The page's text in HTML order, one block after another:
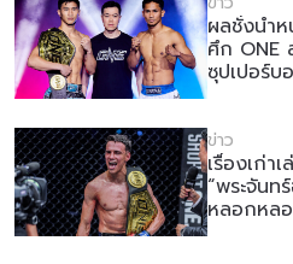
ผลชั่งน้ำห
ศึก ONE
ซุปเปอร์บ
ข่าว
เรื่องเก่า
“พระจันท
หลอกหล